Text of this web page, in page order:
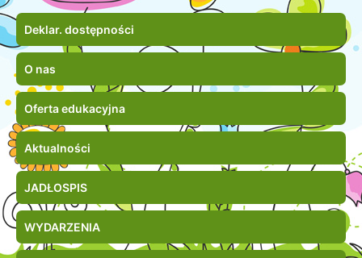
Deklar. dostępności
O nas
Oferta edukacyjna
Aktualności
JADŁOSPIS
WYDARZENIA